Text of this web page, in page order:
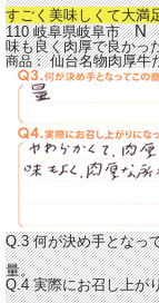
すごく美味しくて大満
110 岐阜県岐阜市N
味も良く肉厚で良かっ
商品：仙台名物肉厚牛
Q.3 何が決め手となっ
量。
Q.4 実際にお召し上が